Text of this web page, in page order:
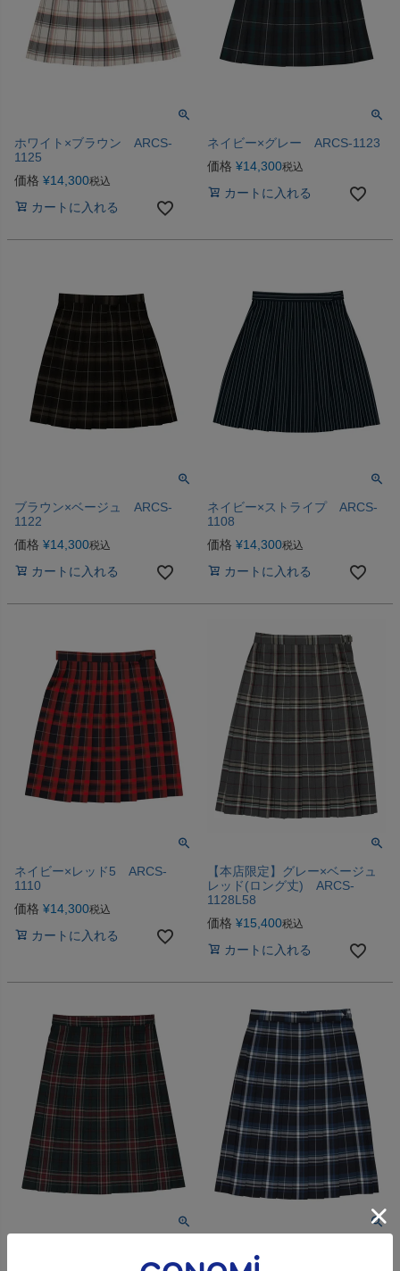
ホワイト×ブラウン ARCS-
1125
価格 ¥14,300税込
カートに入れる
ネイビー×グレー ARCS-1123
価格 ¥14,300税込
カートに入れる
ブラウン×ベージュ ARCS-
1122
価格 ¥14,300税込
カートに入れる
ネイビー×ストライプ ARCS-
1108
価格 ¥14,300税込
カートに入れる
ネイビー×レッド5 ARCS-
1110
価格 ¥14,300税込
カートに入れる
【本店限定】グレー×ベージュ
レッド(ロング丈) ARCS-
1128L58
価格 ¥15,400税込
カートに入れる
グ丈） ARCS-1072L58